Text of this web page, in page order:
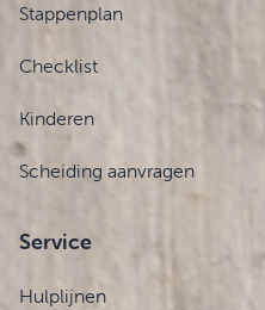
Stappenplan
Checklist
Kinderen
Scheiding aanvragen
Service
Hulplijnen